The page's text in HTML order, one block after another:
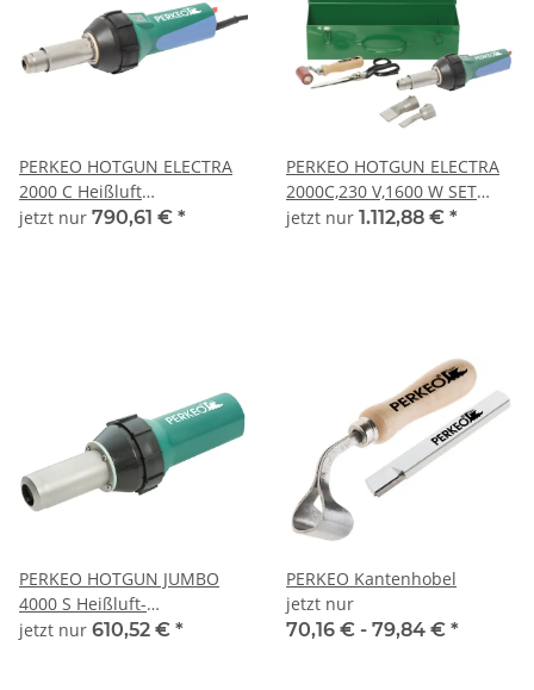
PERKEO HOTGUN ELECTRA
2000 C Heißluft
Handschweißgerät 230 V,
jetzt nur 790,61 € *
PERKEO HOTGUN ELECTRA
2000C,230 V,1600 W SET
inkl.Zubehör
jetzt nur 1.112,88 € *
PERKEO HOTGUN JUMBO
4000 S Heißluft-
Handschweißgerät 230 V,
jetzt nur 610,52 € *
PERKEO Kantenhobel
jetzt nur
70,16 € - 79,84 € *